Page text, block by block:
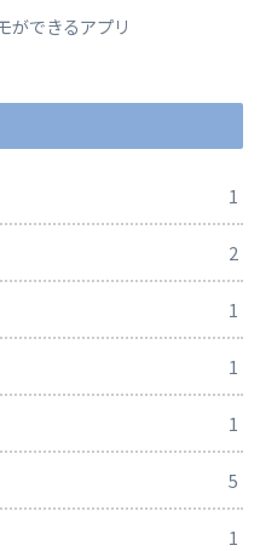
ができるアプリ
1
2
1
1
1
5
1